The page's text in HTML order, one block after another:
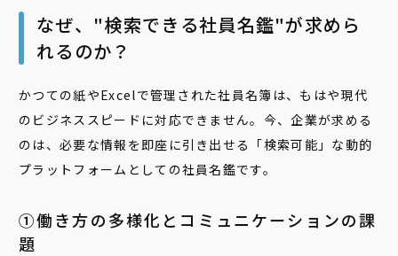
なぜ、"検索できる社員名鑑"が求めら
れるのか？
かつての紙やExcelで管理された社員名簿は、もはや現代
のビジネススピードに対応できません。今、企業が求める
のは、必要な情報を即座に引き出せる「検索可能」な動的
プラットフォームとしての社員名鑑です。
①働き方の多様化とコミュニケーションの課
題